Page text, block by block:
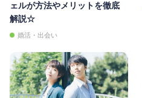
ェルが方法やメリットを徹底
解説☆
婚活・出会い